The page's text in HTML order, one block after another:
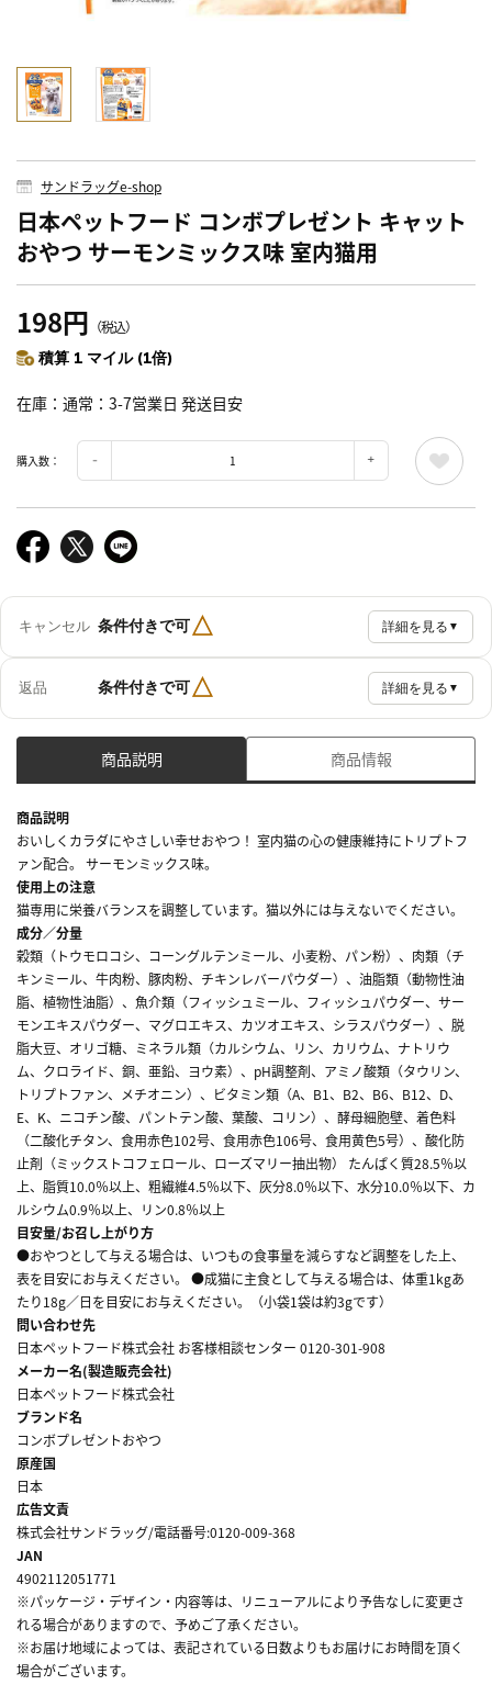
サンドラッグe-shop
日本ペットフード コンボプレゼント キャット
おやつ サーモンミックス味 室内猫用
198円 （税込）
積算 1 マイル (1倍)
在庫 通常：3-7営業日 発送目安
購入数：
キャンセル 条件付きで可△ 詳細を見る ▼
返品 条件付きで可△ 詳細を見る ▼
商品説明 商品情報
商品説明
おいしくカラダにやさしい幸せおやつ！ 室内猫の心の健康維持にトリプトフ
ァン配合。 サーモンミックス味。
使用上の注意
猫専用に栄養バランスを調整しています。猫以外には与えないでください。
成分／分量
穀類（トウモロコシ、コーングルテンミール、小麦粉、パン粉）、肉類（チ
キンミール、牛肉粉、豚肉粉、チキンレバーパウダー）、油脂類（動物性油
脂、植物性油脂）、魚介類（フィッシュミール、フィッシュパウダー、サー
モンエキスパウダー、マグロエキス、カツオエキス、シラスパウダー）、脱
脂大豆、オリゴ糖、ミネラル類（カルシウム、リン、カリウム、ナトリウ
ム、クロライド、銅、亜鉛、ヨウ素）、pH調整剤、アミノ酸類（タウリン、
トリプトファン、メチオニン）、ビタミン類（A、B1、B2、B6、B12、D、
E、K、ニコチン酸、パントテン酸、葉酸、コリン）、酵母細胞壁、着色料
（二酸化チタン、食用赤色102号、食用赤色106号、食用黄色5号）、酸化防
止剤（ミックストコフェロール、ローズマリー抽出物） たんぱく質28.5％以
上、脂質10.0％以上、粗繊維4.5％以下、灰分8.0％以下、水分10.0％以下、カ
ルシウム0.9％以上、リン0.8％以上
目安量/お召し上がり方
●おやつとして与える場合は、いつもの食事量を減らすなど調整をした上、
表を目安にお与えください。 ●成猫に主食として与える場合は、体重1kgあ
たり18g／日を目安にお与えください。（小袋1袋は約3gです）
問い合わせ先
日本ペットフード株式会社 お客様相談センター 0120-301-908
メーカー名(製造販売会社)
日本ペットフード株式会社
ブランド名
コンボプレゼントおやつ
原産国
日本
広告文責
株式会社サンドラッグ/電話番号:0120-009-368
JAN
4902112051771
※パッケージ・デザイン・内容等は、リニューアルにより予告なしに変更さ
れる場合がありますので、予めご了承ください。
※お届け地域によっては、表記されている日数よりもお届けにお時間を頂く
場合がございます。